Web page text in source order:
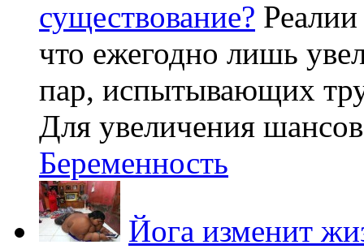
существование?
что ежегодно лишь
пар, испытывающих
Для увеличения
Беременность
Йога изменит